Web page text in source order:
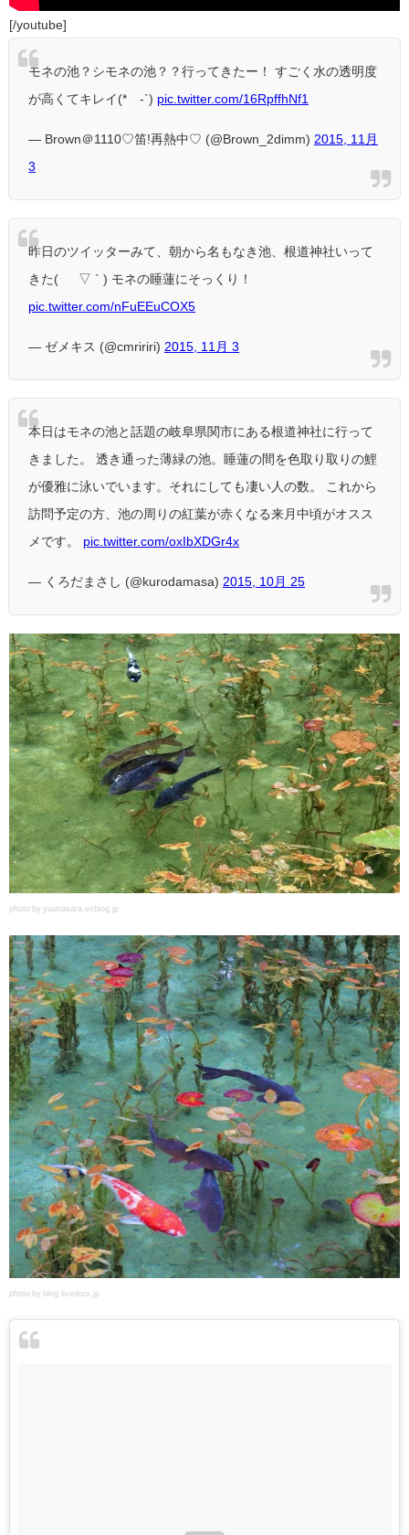
[/youtube]
モネの池？シモネの池？？行ってきたー！ すごく水の透明度
が高くてキレイ(*´-`) pic.twitter.com/16RpffhNf1
— Brown＠1110♡笛!再熱中♡ (@Brown_2dimm) 2015, 11月
3
昨日のツイッターみて、朝から名もなき池、根道神社いって
きた( ´ ▽ ` ) モネの睡蓮にそっくり！
pic.twitter.com/nFuEEuCOX5
— ゼメキス (@cmririri) 2015, 11月 3
本日はモネの池と話題の岐阜県関市にある根道神社に行って
きました。 透き通った薄緑の池。睡蓮の間を色取り取りの鯉
が優雅に泳いでいます。それにしても凄い人の数。 これから
訪問予定の方、池の周りの紅葉が赤くなる来月中頃がオスス
メです。 pic.twitter.com/oxIbXDGr4x
— くろだまさし (@kurodamasa) 2015, 10月 25
photo by yuunasara.exblog.jp
photo by blog.livedoor.jp